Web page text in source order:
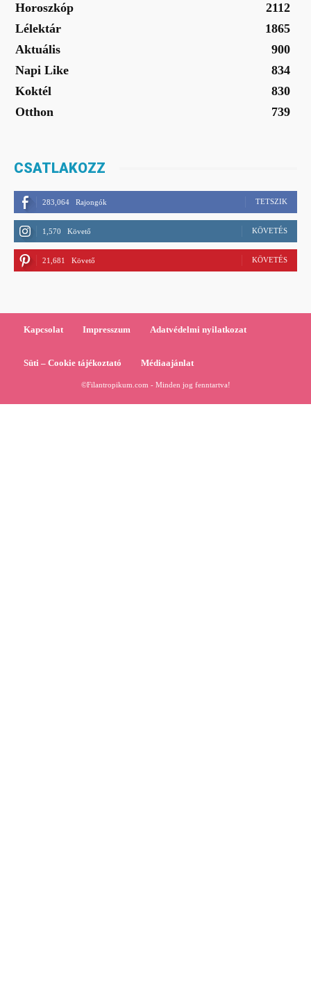
Horoszkóp
2112
Lélektár
1865
Aktuális
900
Napi Like
834
Koktél
830
Otthon
739
CSATLAKOZZ
283,064 Rajongók TETSZIK
1,570 Követő KÖVETÉS
21,681 Követő KÖVETÉS
Kapcsolat Impresszum Adatvédelmi nyilatkozat
Süti – Cookie tájékoztató Médiaajánlat
©Filantropikum.com - Minden jog fenntartva!